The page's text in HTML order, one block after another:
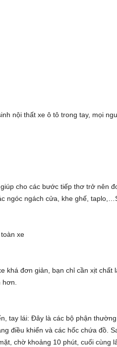
nội thất xe ô tô trong tay, mọi
cho các bước tiếp thơ trở nên
ngóc ngách cửa, khe ghế,
xe
khá đơn giản, bạn chỉ cần xịt
hơn.
tay lái: Đây là các bộ phận
điều khiển và các hốc chứa đồ.
chờ khoảng 10 phút, cuối cùng